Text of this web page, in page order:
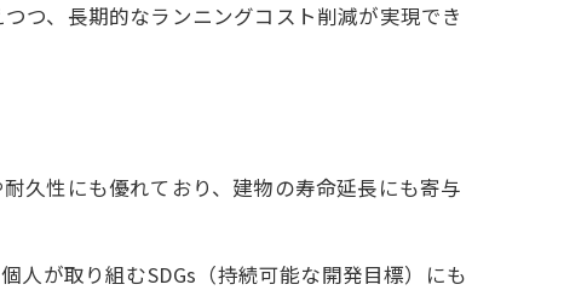
つ、長期的なランニングコスト削減が実現でき
久性にも優れており、建物の寿命延長にも寄与
人が取り組むSDGs（持続可能な開発目標）にも